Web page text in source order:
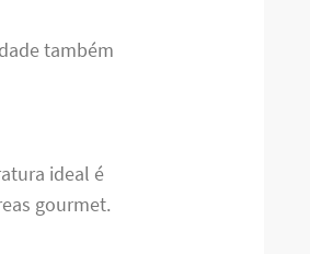
também
ideal é
gourmet.